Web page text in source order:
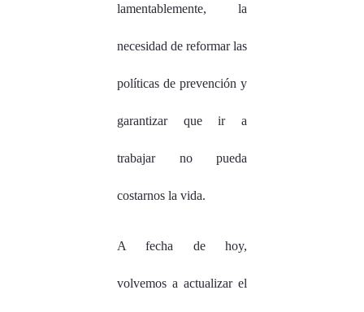
lamentablemente, la
necesidad de reformar las
políticas de prevención y
garantizar que ir a
trabajar no pueda
costarnos la vida.
A fecha de hoy,
volvemos a actualizar el